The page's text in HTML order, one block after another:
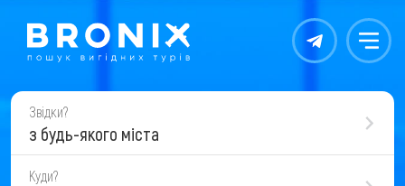
Контакты Меню
Звідки?
з будь-якого міста
Куди?